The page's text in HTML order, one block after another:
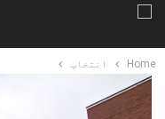
Home انتخاب